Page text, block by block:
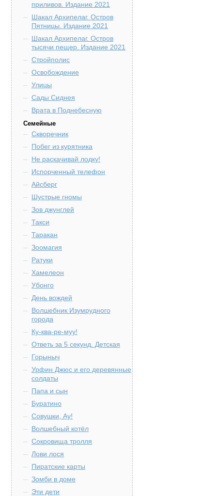
приливов. Издание 2021
Шакал Архипелаг. Остров
Пятницы. Издание 2021
Шакал Архипелаг. Остров
тысячи пещер. Издание 2021
Стройполис
Освобождение
Улицы
Сады Сиднея
Врата в Поднебесную
Семейные
Скворечник
Побег из курятника
Не раскачивай лодку!
Испорченный телефон
Айсберг
Шустрые гномы
Зов джунглей
Такси
Таракан
Зоомагия
Ратуки
Хамелеон
Убонго
День вождей
Волшебник Изумрудного
города
Ку-ква-ре-муу!
Ответь за 5 секунд. Детская
Горыныч
Урфин Джюс и его деревянные
солдаты
Папа и сын
Буратино
Совушки, Ау!
Волшебный котёл
Сокровища тролля
Лови лося
Пиратские карты
Зомби в доме
Эти дети